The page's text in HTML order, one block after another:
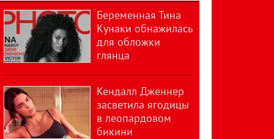
Беременная Тина
Кунаки обнажилась
для обложки
глянца
Кендалл Дженнер
засветила ягодицы
в леопардовом
бикини